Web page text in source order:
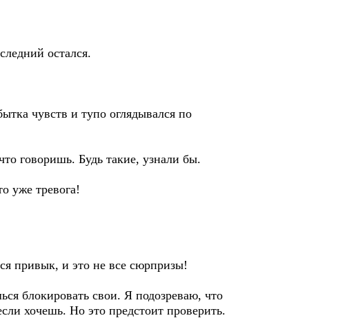
остался.
чувств и тупо оглядывался по
говоришь. Будь такие, узнали бы.
уже тревога!
привык, и это не все сюрпризы!
блокировать свои. Я подозреваю, что
хочешь. Но это предстоит проверить.